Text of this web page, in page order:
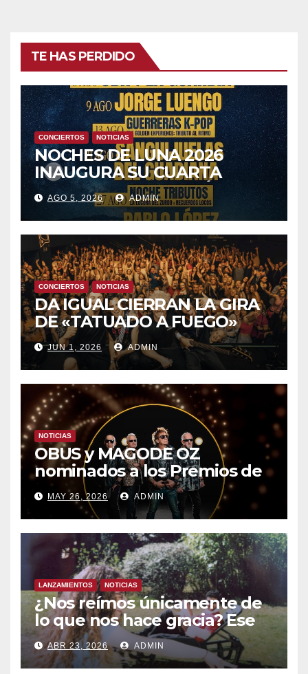
TE HAS PERDIDO
CONCIERTOS NOTICIAS
NOCHES DE LUNA 2026
INAUGURA SU CUARTA
TEMPORADA ESTE SÁBADO
8 CON OBK Y LA GUARDIA
AGO 5, 2026 ADMIN
CONCIERTOS NOTICIAS
DA IGUAL CIERRAN LA GIRA
DE «TATUADO A FUEGO»
CON UN LLENO EN LA SALA
DEL MOVISTAR ARENA DE
MADRID
JUN 1, 2026 ADMIN
NOTICIAS
OBUS y MAGODE OZ
nominados a los Premios de
la Academia de la Música de
España- Esta noche en La 2
MAY 26, 2026 ADMIN
LANZAMIENTOS NOTICIAS
¿Nos reímos únicamente de
lo que nos hace gracia? Ese
chiste ya me lo has contado,
el nuevo single de JUAN
ABR 23, 2026 ADMIN